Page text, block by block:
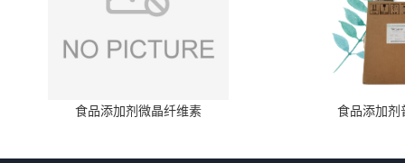
食品添加剂微晶纤维素 食品添加剂